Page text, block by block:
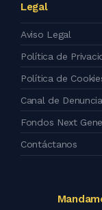
Legal
Aviso Legal
Política de
Política de
Canal de
Fondos Next
Contáctanos